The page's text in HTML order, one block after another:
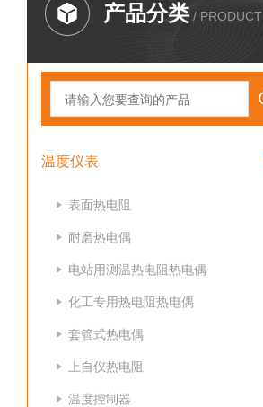
产品分类 / PRODUCT
温度仪表
表面热电阻
耐磨热电偶
电站用测温热电阻热电偶
化工专用热电阻热电偶
套管式热电偶
上自仪热电阻
温度控制器